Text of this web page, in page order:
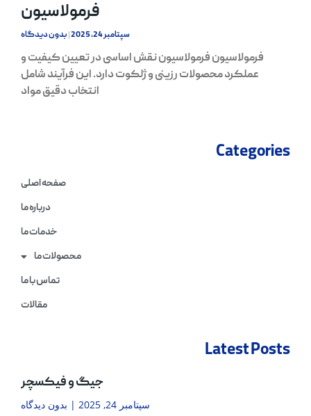
فرمولاسیون
سپتامبر 24, 2025 بدون دیدگاه
فرمولاسیون فرمولاسیون نقش اساسی در تعیین کیفیت و
عملکرد محصولات رزینی و ژلکوت دارد. این فرآیند شامل
انتخاب دقیق مواد
Categories
صفحه اصلی
درباره ما
خدمات ما
محصولات ما
تماس با ما
مقالات
Latest Posts
جیگ و فیکسچر
سپتامبر 24, 2025 بدون دیدگاه